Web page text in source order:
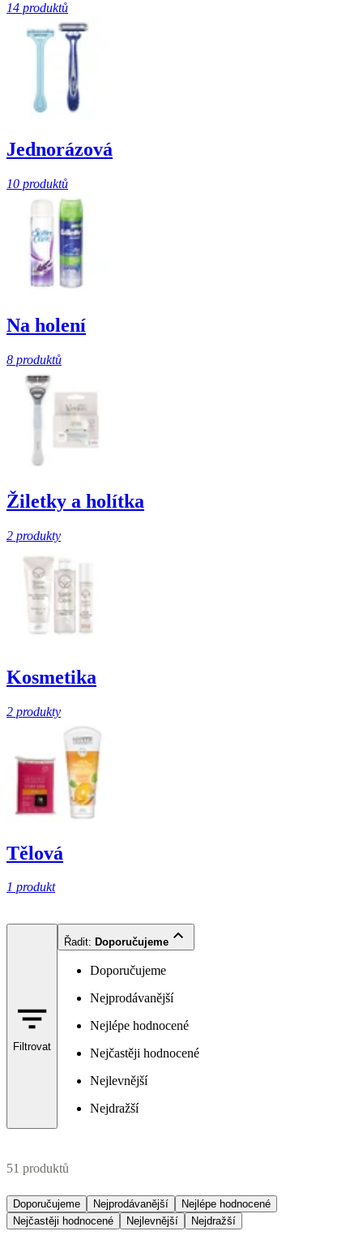
14 produktů
Jednorázová
10 produktů
Na holení
8 produktů
Žiletky a holítka
2 produkty
Kosmetika
2 produkty
Tělová
1 produkt
Filtrovat
Řadit: Doporučujeme
Doporučujeme
Nejprodávanější
Nejlépe hodnocené
Nejčastěji hodnocené
Nejlevnější
Nejdražší
51 produktů
Doporučujeme Nejprodávanější
Nejlépe hodnocené
Nejčastěji hodnocené
Nejlevnější Nejdražší